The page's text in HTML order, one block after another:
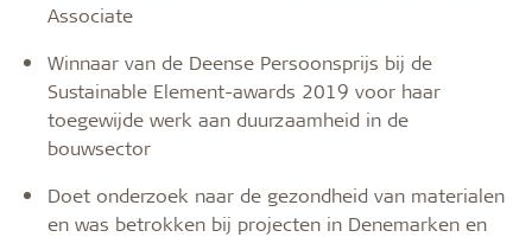
Associate
Winnaar van de Deense Persoonsprijs bij de
Sustainable Element-awards 2019 voor haar
toegewijde werk aan duurzaamheid in de
bouwsector
Doet onderzoek naar de gezondheid van materialen
en was betrokken bij projecten in Denemarken en